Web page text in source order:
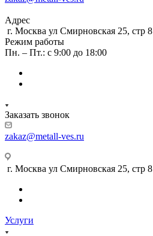
Адрес
г. Москва ул Смирновская 25, стр 8
Режим работы
Пн. – Пт.: с 9:00 до 18:00
Заказать звонок
zakaz@metall-ves.ru
г. Москва ул Смирновская 25, стр 8
Услуги